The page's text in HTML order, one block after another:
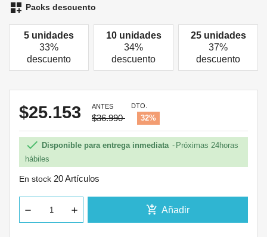
dashboard_customize Packs descuento
5 unidades
33%
descuento
10 unidades
34%
descuento
25 unidades
37%
descuento
$25.153 ANTES
$36.990
DTO.
32%
 Disponible para entrega inmediata
Próximas 24horas
hábiles
En stock 20 Artículos
add_shopping_cart Añadir